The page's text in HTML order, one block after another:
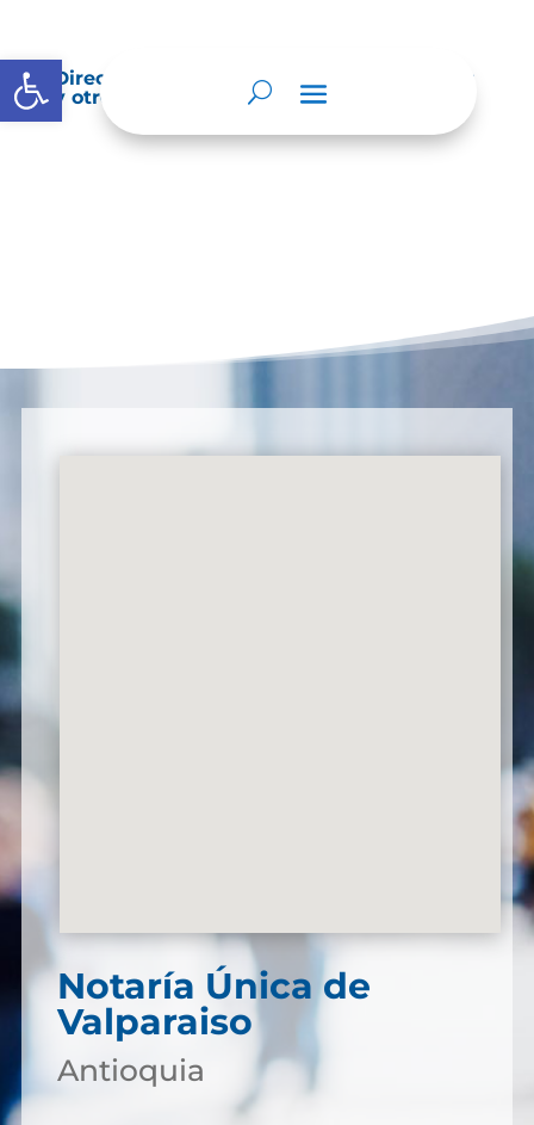
Abrir barra de herramientas
Directorio de agremiaciones, asociaciones
y otros grupos de interés
Notaría Única de
Valparaiso
Antioquia